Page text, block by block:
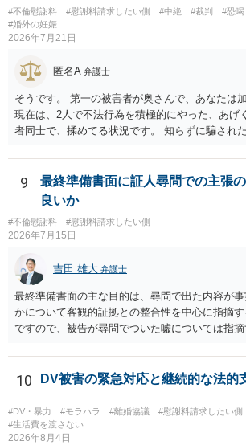
しかなくなるようにも思います。そうしますと，
談して進めることを検討した方がよいようにも思
#不倫慰謝料 #慰謝料請求したい側 #中絶 #裁判
#恐
#婚外の妊娠
2026年7月21日
匿名A 弁護士
そうです。 第一の被害者が奥さんで、あなたは
現在は、2人で不法行為を積極的にやった、あげ
者同士で、揉めてる状況です。 知らずに騙され
というだけですから。
9
最終準備書面に証人尋問での主張
良いか
#不倫慰謝料 #慰謝料請求したい側
2026年7月15日
吉田 雄大 弁護士
最終準備書面の主な目的は、尋問で出た内容が
かについて客観的証拠との整合性を中心に指摘す
ですので、被告が尋問でついた嘘については指
事実でないとの指摘をすることも必要です。 こ
準備書面で的確な指摘ができれば裁判所の理解も
えるかどうかは、裁判官の個性に依る点が大きい
せん。
10 DV被害の緊急対応と継続的な法的
#DV・暴力 #モラハラ #離婚協議 #慰謝料請求したい側
#生活費を渡さない
2026年8月4日